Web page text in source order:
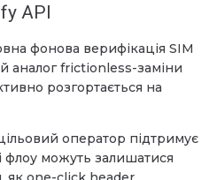
API
фонова верифікація SIM
аналог frictionless-заміни
розгортається на
оператор підтримує
флоу можуть залишатися